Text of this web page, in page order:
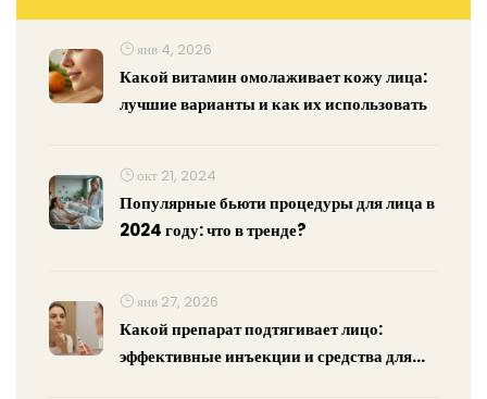
янв 4, 2026
Какой витамин омолаживает кожу лица:
лучшие варианты и как их использовать
окт 21, 2024
Популярные бьюти процедуры для лица в
2024 году: что в тренде?
янв 27, 2026
Какой препарат подтягивает лицо:
эффективные инъекции и средства для